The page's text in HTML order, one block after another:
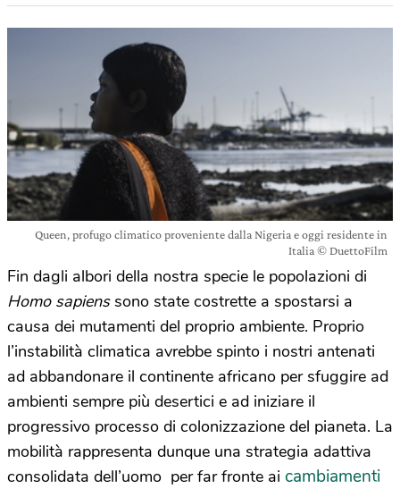
Queen, profugo climatico proveniente dalla Nigeria e oggi residente in
Italia © DuettoFilm
Fin dagli albori della nostra specie le popolazioni di
Homo sapienssono state costrette a spostarsi a
causa dei mutamenti del proprio ambiente. Proprio
l’instabilità climatica avrebbe spinto i nostri antenati
ad abbandonare il continente africano per sfuggire ad
ambienti sempre più desertici e ad iniziare il
progressivo processo di colonizzazione del pianeta. La
mobilità rappresenta dunque una strategia adattiva
consolidata dell’uomo per far fronte ai cambiamenti